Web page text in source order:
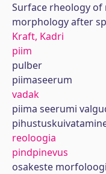
Surface rheology
morphology after
Kraft, Kadri
piim
pulber
piimaseerum
vadak
piima seerumi
reoloogia
pindpinevus
osakeste